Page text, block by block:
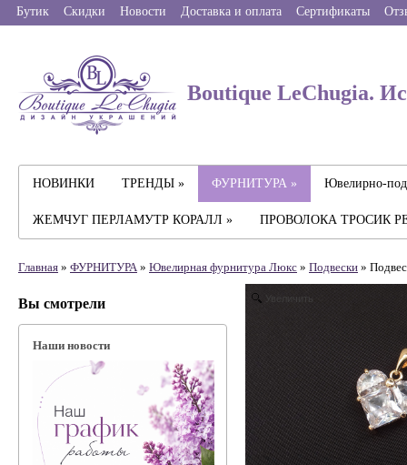
Бутик Скидки Новости Доставка и оплата Сертификаты
Boutique LeChugia.
НОВИНКИ ТРЕНДЫ » ФУРНИТУРА » Ювелирно-
ЖЕМЧУГ ПЕРЛАМУТР КОРАЛЛ » ПРОВОЛОКА ТРОСИК
Главная » ФУРНИТУРА» Ювелирная фyрнитyра Люкс » Подвески »
Вы смотрели
Наши новости
Увеличить